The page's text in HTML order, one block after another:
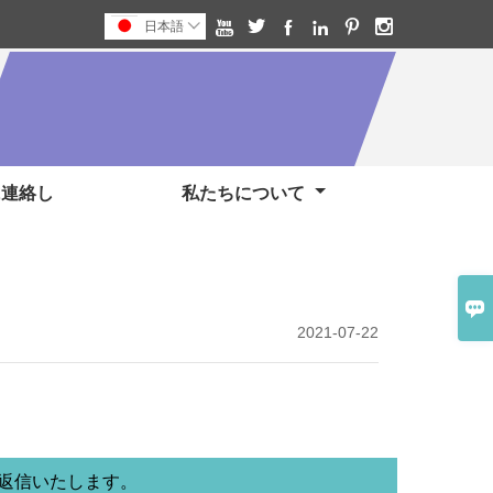

     
日本語 
絡し 私たちについて
2021-07-22
信いたします。